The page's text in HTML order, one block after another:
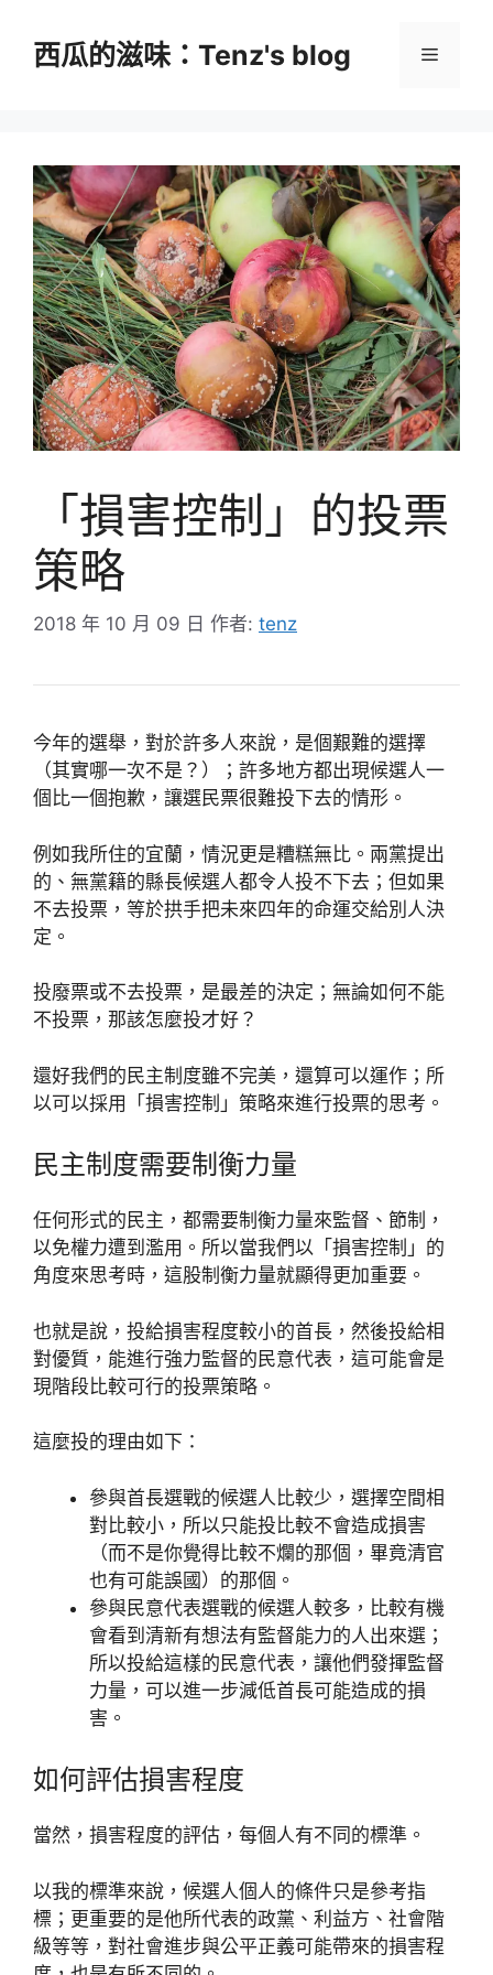
西瓜的滋味：Tenz's blog 選
「損害控制」的投票
策略
2018 年 10 月 09 日 作者: tenz
今年的選舉，對於許多人來說，是個艱難的選擇
（其實哪一次不是？）；許多地方都出現候選人一
個比一個抱歉，讓選民票很難投下去的情形。
例如我所住的宜蘭，情況更是糟糕無比。兩黨提出
的、無黨籍的縣長候選人都令人投不下去；但如果
不去投票，等於拱手把未來四年的命運交給別人決
定。
投廢票或不去投票，是最差的決定；無論如何不能
不投票，那該怎麼投才好？
還好我們的民主制度雖不完美，還算可以運作；所
以可以採用「損害控制」策略來進行投票的思考。
民主制度需要制衡力量
任何形式的民主，都需要制衡力量來監督、節制，
以免權力遭到濫用。所以當我們以「損害控制」的
角度來思考時，這股制衡力量就顯得更加重要。
也就是說，投給損害程度較小的首長，然後投給相
對優質，能進行強力監督的民意代表，這可能會是
現階段比較可行的投票策略。
這麼投的理由如下：
參與首長選戰的候選人比較少，選擇空間相
對比較小，所以只能投比較不會造成損害
（而不是你覺得比較不爛的那個，畢竟清官
也有可能誤國）的那個。
參與民意代表選戰的候選人較多，比較有機
會看到清新有想法有監督能力的人出來選；
所以投給這樣的民意代表，讓他們發揮監督
力量，可以進一步減低首長可能造成的損
害。
如何評估損害程度
當然，損害程度的評估，每個人有不同的標準。
以我的標準來說，候選人個人的條件只是參考指
標；更重要的是他所代表的政黨、利益方、社會階
級等等，對社會進步與公平正義可能帶來的損害程